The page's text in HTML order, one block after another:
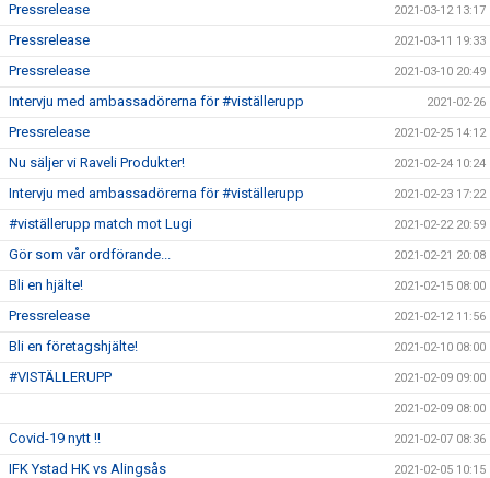
Pressrelease 2021-03-12 13:17
Pressrelease 2021-03-11 19:33
Pressrelease 2021-03-10 20:49
Intervju med ambassadörerna för #viställerupp 2021-02-26
Pressrelease 2021-02-25 14:12
Nu säljer vi Raveli Produkter! 2021-02-24 10:24
Intervju med ambassadörerna för #viställerupp 2021-02-23 17:22
#viställerupp match mot Lugi 2021-02-22 20:59
Gör som vår ordförande... 2021-02-21 20:08
Bli en hjälte! 2021-02-15 08:00
Pressrelease 2021-02-12 11:56
Bli en företagshjälte! 2021-02-10 08:00
#VISTÄLLERUPP 2021-02-09 09:00
2021-02-09 08:00
Covid-19 nytt !! 2021-02-07 08:36
IFK Ystad HK vs Alingsås 2021-02-05 10:15